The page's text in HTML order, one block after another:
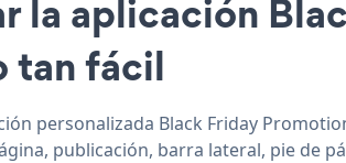
la aplicación
tan fácil
personalizada Black Friday
publicación, barra lateral, pie de